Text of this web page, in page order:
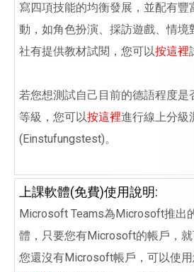
寫四項技能的均衡發展，並配有豐
動，如角色扮演、採訪遊戲、情境
社有提供教材試閱，您可以按這裡
若您想測試自己目前的德語程度是
等級，您可以按這裡進行線上分級
(Einstufungstest)。
上課軟體(免費)使用說明:
Microsoft Teams為Microsoft推出
體，只要您有Microsoft的帳戶，
您還沒有Microsoft帳戶，可以使